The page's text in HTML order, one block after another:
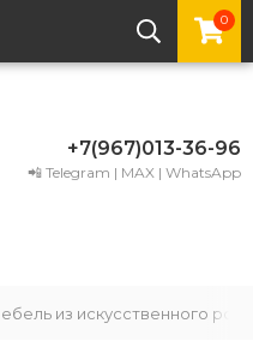
0
+7(967)013-36-96
📲 Telegram | MAX | WhatsApp
из искусственного